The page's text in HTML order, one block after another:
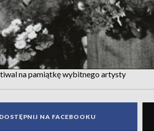
na pamiątkę wybitnego artysty
NA FACEBOOKU